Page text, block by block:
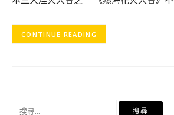
CONTINUE READING